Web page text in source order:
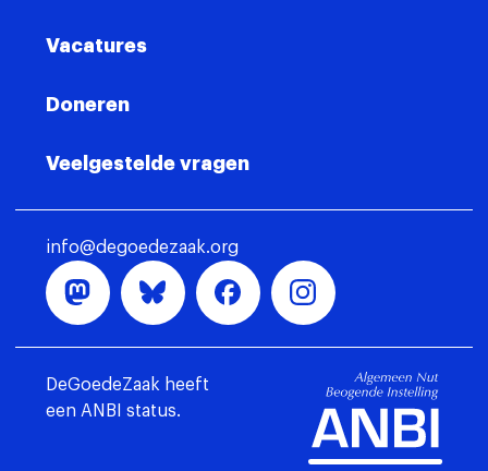
Vacatures
Doneren
Veelgestelde vragen
info@degoedezaak.org
DeGoedeZaak heeft
een ANBI status.